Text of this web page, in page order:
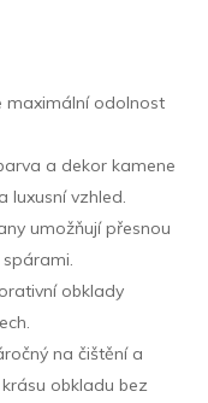
maximální odolnost
a dekor kamene
luxusní vzhled.
umožňují přesnou
obklady
na čištění a
obkladu bez